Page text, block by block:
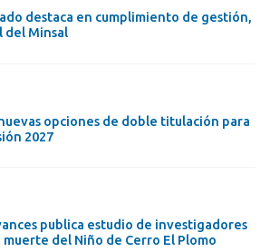
destaca en cumplimiento de gestión,
del Minsal
opciones de doble titulación para
2027
publica estudio de investigadores
muerte del Niño de Cerro El Plomo